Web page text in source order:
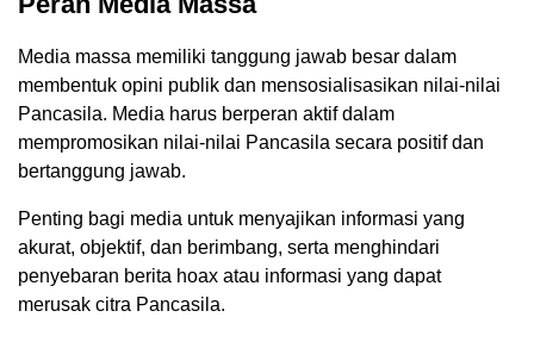
Media massa memiliki tanggung jawab besar dalam
membentuk opini publik dan mensosialisasikan nilai-nilai
Pancasila. Media harus berperan aktif dalam
mempromosikan nilai-nilai Pancasila secara positif dan
bertanggung jawab.
Penting bagi media untuk menyajikan informasi yang
akurat, objektif, dan berimbang, serta menghindari
penyebaran berita hoax atau informasi yang dapat
merusak citra Pancasila.